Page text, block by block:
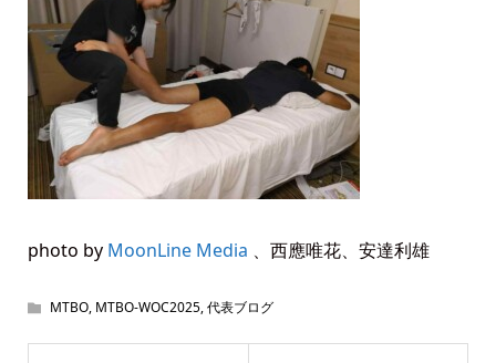
photo by MoonLine Media 、西應唯花、安達利雄
MTBO, MTBO-WOC2025,代表ブログ